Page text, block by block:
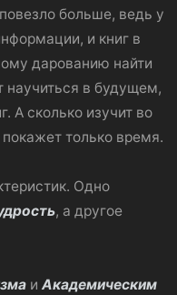
больше, ведь у
и книг в
дарованию найти
научиться в будущем,
А сколько изучит во
только время.
Одно
, а другое
и Академическим